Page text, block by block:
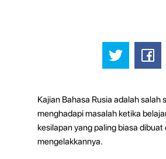
Kajian Bahasa Rusia adalah
menghadapi masalah ketika
kesilapan yang paling biasa
mengelakkannya.